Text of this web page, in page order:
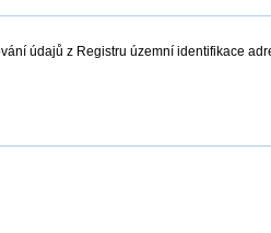
údajů z Registru územní identifikace